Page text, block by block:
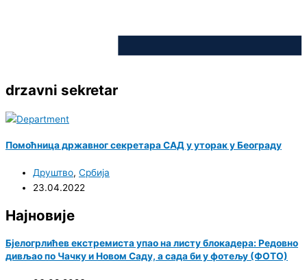
drzavni sekretar
Помоћница државног секретара САД у уторак у Београду
Друштво, Србија
23.04.2022
Најновије
Бјелогрлићев екстремиста упао на листу блокадера: Редовно
дивљао по Чачку и Новом Саду, а сада би у фотељу (ФОТО)